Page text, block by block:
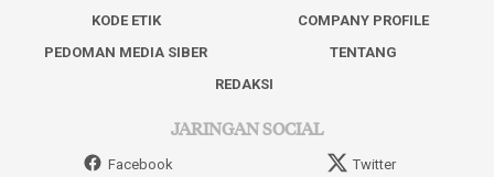
KODE ETIK
COMPANY PROFILE
PEDOMAN MEDIA SIBER
TENTANG
REDAKSI
JARINGAN SOCIAL
Facebook Twitter